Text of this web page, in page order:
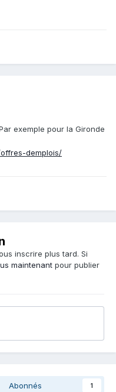
exemple pour la Gironde
demplois/
inscrire plus tard. Si
maintenant pour publier
Abonnés 1